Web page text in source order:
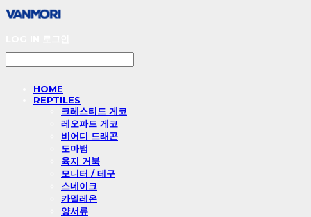
HOME
REPTILES
크레스티드 게코
레오파드 게코
비어디 드래곤
도마뱀
육지 거북
모니터 / 테구
스네이크
카멜레온
양서류